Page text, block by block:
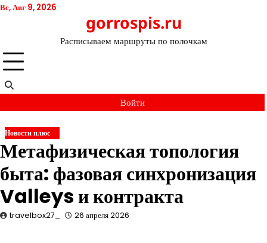
Перейти
Вс, Авг 9, 2026
gorrospis.ru
Расписываем маршруты по полочкам
Войти
Новости плюс
Метафизическая топология
быта: фазовая синхронизация
Valleys и контракта
travelbox27_ 26 апреля 2026